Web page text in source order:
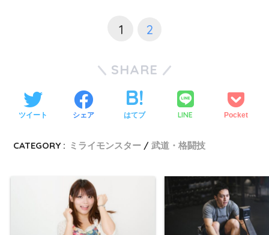
1 2
SHARE
ツイート シェア はてブ LINE Pocket
CATEGORY : ミライモンスター 武道・格闘技